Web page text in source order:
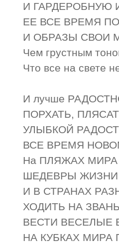
И ГАРДЕРОБНУЮ
ЕЕ ВСЕ ВРЕМЯ
И ОБРАЗЫ СВОИ
Чем грустным
Что все на свете
И лучше
ПОРХАТЬ,
УЛЫБКОЙ
ВСЕ ВРЕМЯ
На ПЛЯЖАХ МИРА
ШЕДЕВРЫ ЖИЗНИ
И В СТРАНАХ
ХОДИТЬ НА
ВЕСТИ ВЕСЕЛЫЕ
НА КУБКАХ МИРА